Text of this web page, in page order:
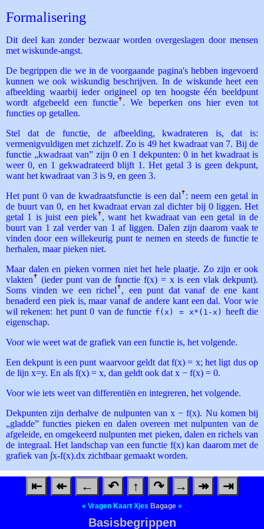
Formalisering
Dit deel kan zonder bezwaar worden overgeslagen door mensen
met wiskunde-angst.
De begrippen die we in de voorgaande pagina's hebben ingevoerd
kunnen we ook wiskundig beschrijven. In de wiskunde heet een
afbeelding waarbij ieder origineel op ten hoogste één beeldpunt
wordt afgebeeld een functieꜛ . We beperken ons hier even tot
functies op getallen.
Stel dat de functie, de afbeelding, kwadrateren is, dat is:
vermenigvuldigen met zichzelf. Zo is 49 het kwadraat van 7. Bij de
functie „kwadraat van” zijn 0 en 1 dekpunten: 0 in het kwadraat is
weer 0, en 1 gekwadrateerd blijft 1. Het getal 3 is geen dekpunt,
want het kwadraat van 3 is 9, en geen 3.
Het punt 0 van de kwadraatsfunctie is een dal ꜛ : neem een getal in
de buurt van 0, en het kwadraat ervan zal dichter bij 0 liggen. Het
getal 1 is juist een piekꜛ , want het kwadraat van een getal in de
buurt van 1 zal verder van 1 af liggen. Dalen zijn daarom vaak te
vinden door een willekeurig punt te nemen en steeds de functie te
herhalen, maar pieken niet.
Maar dalen en pieken vormen niet het hele plaatje. Zo zijn er ook
vlakten ꜛ (ieder punt van de functie f(x) = x is een vlak dekpunt).
Soms vinden we een richel ꜛ , een punt dat vanaf de ene kant
benaderd een piek is, maar vanaf de andere kant een dal. Voor wie
wil rekenen: het punt 0 van de functie f(x) = x*(1-x) heeft die
eigenschap.
Voor wie weet wat de grafiek van een functie is, het volgende.
Een dekpunt is een punt waarvoor geldt dat f(x) = x; het ligt dus op
de lijn x=y. En als f(x) = x, dan geldt ook dat x − f(x) = 0.
Voor wie iets weet van differentiën en integreren, het volgende.
Dekpunten zijn derhalve de nulpunten van x − f(x). Nu komen bij
„gladde” functies pieken en dalen overeen met nulpunten van de
afgeleide, en omgekeerd nulpunten met pieken, dalen en richels van
de integraal. Het landschap van een functie f(x) kan daarom met de
grafiek van ∫x-f(x).dx zichtbaar gemaakt worden.
⇤ ↞ ← ↶ ↑ ↷ → ↠ ⇥
« Vragen Kaart Xjes Bagage »
Basisbegrippen